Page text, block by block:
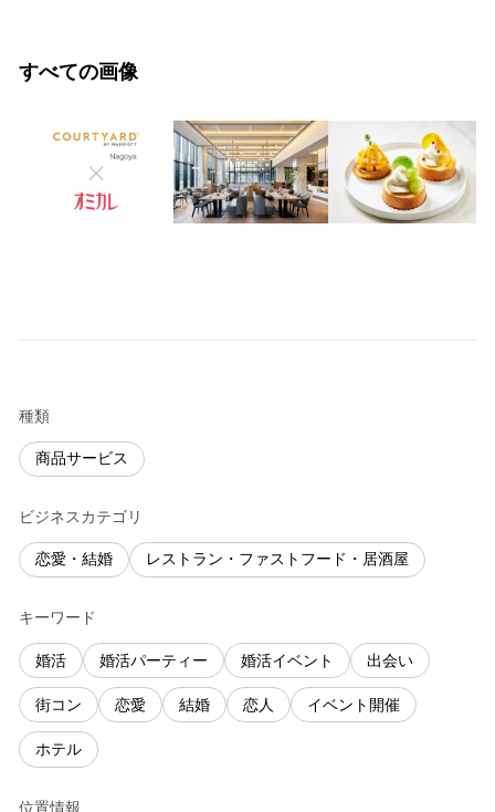
すべての画像
種類
商品サービス
ビジネスカテゴリ
恋愛・結婚 レストラン・ファストフード・居酒屋
キーワード
婚活 婚活パーティー 婚活イベント 出会い
街コン 恋愛 結婚 恋人 イベント開催
ホテル
位置情報